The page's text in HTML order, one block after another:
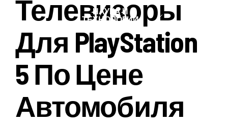
НАУКА И
ТЕХНОЛОГИИ
НОВОСТИ
Телевизоры
Для PlayStation
5 По Цене
Автомобиля